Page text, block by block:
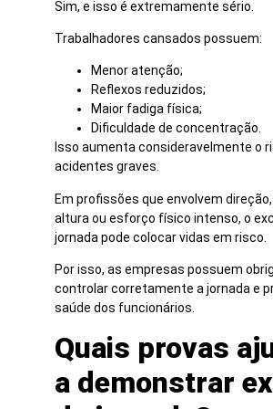
Sim, e isso é extremamente sério.
Trabalhadores cansados possuem:
Menor atenção;
Reflexos reduzidos;
Maior fadiga física;
Dificuldade de concentração.
Isso aumenta consideravelmente o
acidentes graves.
Em profissões que envolvem
altura ou esforço físico intenso, o
jornada pode colocar vidas em risco.
Por isso, as empresas possuem
controlar corretamente a jornada e
saúde dos funcionários.
Quais provas
a demonstrar